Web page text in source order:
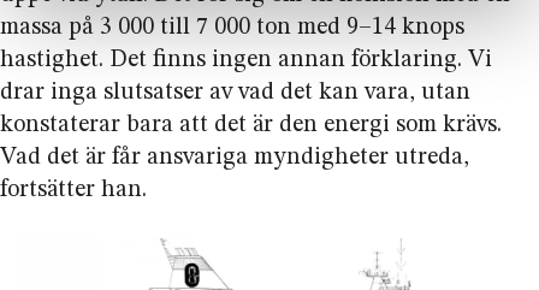
massa på 3 000 till 7 000 ton med 9–14 knops
hastighet. Det finns ingen annan förklaring. Vi
drar inga slutsatser av vad det kan vara, utan
konstaterar bara att det är den energi som krävs.
Vad det är får ansvariga myndigheter utreda,
fortsätter han.